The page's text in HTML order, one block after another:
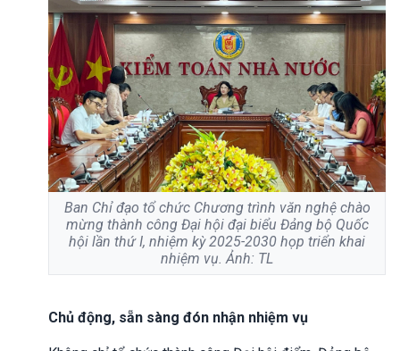
Ban Chỉ đạo tổ chức Chương trình văn nghệ chào
mừng thành công Đại hội đại biểu Đảng bộ Quốc
hội lần thứ I, nhiệm kỳ 2025-2030 họp triển khai
nhiệm vụ. Ảnh: TL
Chủ động, sẵn sàng đón nhận nhiệm vụ